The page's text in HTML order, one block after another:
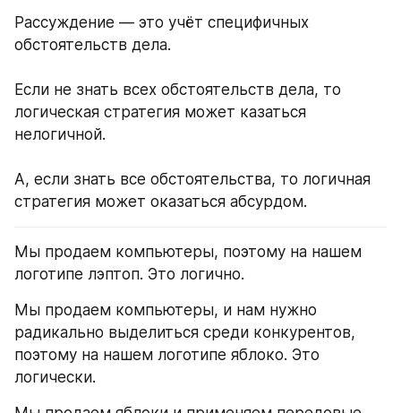
Рассуждение — это учёт специфичных
обстоятельств дела.
Если не знать всех обстоятельств дела, то
логическая стратегия может казаться
нелогичной.
А, если знать все обстоятельства, то логичная
стратегия может оказаться абсурдом.
Мы продаем компьютеры, поэтому на нашем
логотипе лэптоп. Это логично.
Мы продаем компьютеры, и нам нужно
радикально выделиться среди конкурентов,
поэтому на нашем логотипе яблоко. Это
логически.